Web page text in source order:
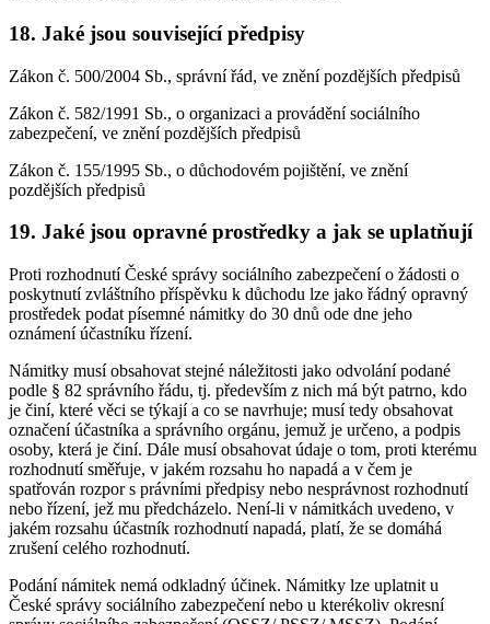
18. Jaké jsou související předpisy
Zákon č. 500/2004 Sb., správní řád, ve znění pozdějších předpisů
Zákon č. 582/1991 Sb., o organizaci a provádění sociálního
zabezpečení, ve znění pozdějších předpisů
Zákon č. 155/1995 Sb., o důchodovém pojištění, ve znění
pozdějších předpisů
19. Jaké jsou opravné prostředky a jak se uplatňují
Proti rozhodnutí České správy sociálního zabezpečení o žádosti o
poskytnutí zvláštního příspěvku k důchodu lze jako řádný opravný
prostředek podat písemné námitky do 30 dnů ode dne jeho
oznámení účastníku řízení.
Námitky musí obsahovat stejné náležitosti jako odvolání podané
podle § 82 správního řádu, tj. především z nich má být patrno, kdo
je činí, které věci se týkají a co se navrhuje; musí tedy obsahovat
označení účastníka a správního orgánu, jemuž je určeno, a podpis
osoby, která je činí. Dále musí obsahovat údaje o tom, proti kterému
rozhodnutí směřuje, v jakém rozsahu ho napadá a v čem je
spatřován rozpor s právními předpisy nebo nesprávnost rozhodnutí
nebo řízení, jež mu předcházelo. Není-li v námitkách uvedeno, v
jakém rozsahu účastník rozhodnutí napadá, platí, že se domáhá
zrušení celého rozhodnutí.
Podání námitek nemá odkladný účinek. Námitky lze uplatnit u
České správy sociálního zabezpečení nebo u kterékoliv okresní